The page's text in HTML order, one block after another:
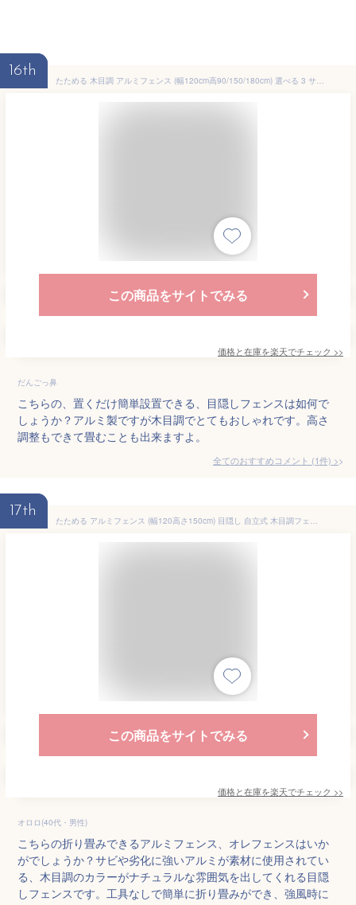
16th
たためる 木目調 アルミフェンス (幅120cm高90/150/180cm) 選べる 3 サイズ・全 6 色OF1209 OF1215 OF1218フェンス 目隠し 置くだけ 自立式 アルミ ベランダ ラティス 衝立 屋外 おしゃれ オレフェンス 柱アルマックス ALMAX 土日出荷OK WES
この商品をサイトでみる
価格と在庫を楽天でチェック >>
だんごっ鼻
こちらの、置くだけ簡単設置できる、目隠しフェンスは如何で
しょうか？アルミ製ですが木目調でとてもおしゃれです。高さ
調整もできて畳むことも出来ますよ。
全てのおすすめコメント (1件) >
17th
たためる アルミフェンス (幅120高さ150cm) 目隠し 自立式 木目調フェンス アルミボーダーフェンス アルミ 衝立 屋外 おしゃれオレフェンス パーテーション 柱 間仕切り ラティス OF1215 アルマックス土日出荷OK
この商品をサイトでみる
価格と在庫を楽天でチェック >>
オロロ(40代・男性)
こちらの折り畳みできるアルミフェンス、オレフェンスはいか
がでしょうか？サビや劣化に強いアルミが素材に使用されてい
る、木目調のカラーがナチュラルな雰囲気を出してくれる目隠
しフェンスです。工具なしで簡単に折り畳みができ、強風時に